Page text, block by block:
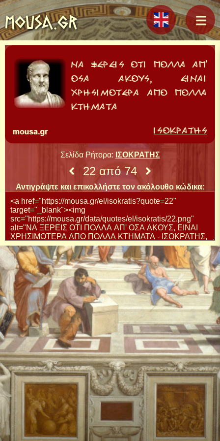
MOUSA.GR
Σελίδα Ρήτορα: ΙΣΟΚΡΑΤΗΣ
22 από 74
Αντιγράψτε και επικολλήστε τον ακόλουθο κώδικα: